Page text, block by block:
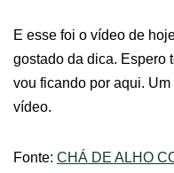
E esse foi o vídeo de
gostado da dica. Espero
vou ficando por aqui.
vídeo.
Fonte: CHÁ DE ALHO